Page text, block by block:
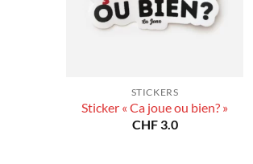
STICKERS
Sticker « Ca joue ou bien? »
CHF3.0